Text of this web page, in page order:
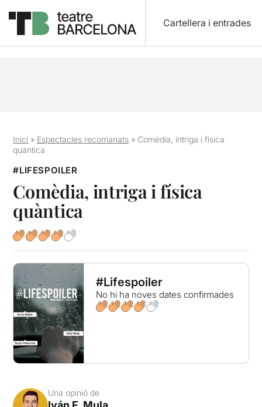
Cartellera i entrades
Inici » Espectacles recomanats » Comèdia, intriga i física
quàntica
#LIFESPOILER
Comèdia, intriga i física
quàntica
#Lifespoiler
No hi ha noves dates confirmades
Una opinió de